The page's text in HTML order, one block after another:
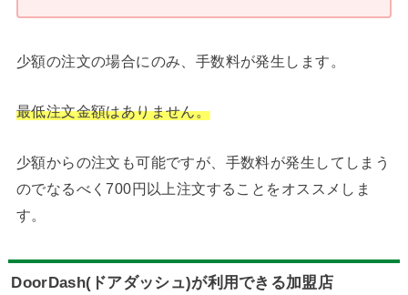
少額の注文の場合にのみ、手数料が発生します。
最低注文金額はありません。
少額からの注文も可能ですが、手数料が発生してしまう
のでなるべく700円以上注文することをオススメしま
す。
DoorDash(ドアダッシュ)が利用できる加盟店